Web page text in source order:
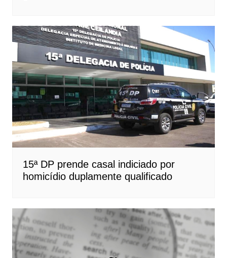
15ª DP prende casal indiciado por
homicídio duplamente qualificado